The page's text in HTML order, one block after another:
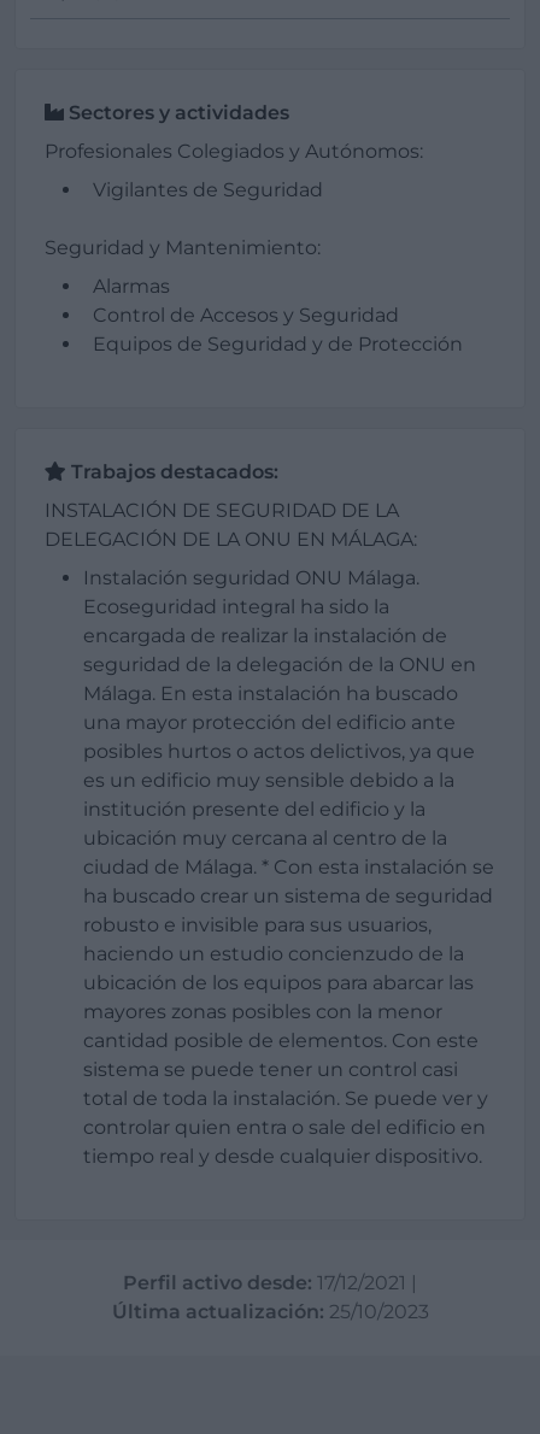
Sectores y actividades
Profesionales Colegiados y Autónomos:
Vigilantes de Seguridad
Seguridad y Mantenimiento:
Alarmas
Control de Accesos y Seguridad
Equipos de Seguridad y de Protección
Trabajos destacados:
INSTALACIÓN DE SEGURIDAD DE LA
DELEGACIÓN DE LA ONU EN MÁLAGA:
Instalación seguridad ONU Málaga.
Ecoseguridad integral ha sido la
encargada de realizar la instalación de
seguridad de la delegación de la ONU en
Málaga. En esta instalación ha buscado
una mayor protección del edificio ante
posibles hurtos o actos delictivos, ya que
es un edificio muy sensible debido a la
institución presente del edificio y la
ubicación muy cercana al centro de la
ciudad de Málaga. * Con esta instalación se
ha buscado crear un sistema de seguridad
robusto e invisible para sus usuarios,
haciendo un estudio concienzudo de la
ubicación de los equipos para abarcar las
mayores zonas posibles con la menor
cantidad posible de elementos. Con este
sistema se puede tener un control casi
total de toda la instalación. Se puede ver y
controlar quien entra o sale del edificio en
tiempo real y desde cualquier dispositivo.
Perfil activo desde: 17/12/2021 |
Última actualización: 25/10/2023